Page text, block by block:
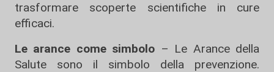
trasformare scoperte scientifiche in cure
efficaci.
Le arance come simbolo – Le Arance della
Salute sono il simbolo della prevenzione.